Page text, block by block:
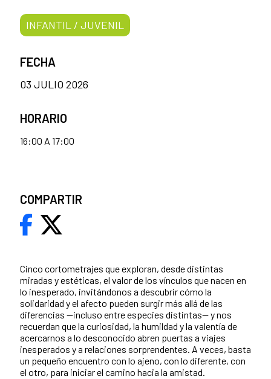
Cinco cortometrajes que exploran, desde distintas
miradas y estéticas, el valor de los vínculos que nacen en
lo inesperado, invitándonos a descubrir cómo la
solidaridad y el afecto pueden surgir más allá de las
diferencias —incluso entre especies distintas— y nos
recuerdan que la curiosidad, la humildad y la valentía de
acercarnos a lo desconocido abren puertas a viajes
inesperados y a relaciones sorprendentes. A veces, basta
un pequeño encuentro con lo ajeno, con lo diferente, con
el otro, para iniciar el camino hacia la amistad.
INFANTIL / JUVENIL
FECHA
03 JULIO 2026
HORARIO
16:00 A 17:00
COMPARTIR